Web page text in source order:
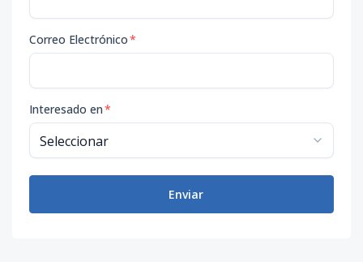
Correo Electrónico*
Interesado en*
Enviar